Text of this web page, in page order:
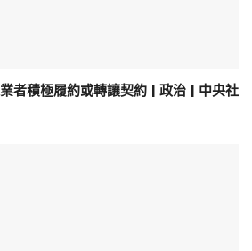
者積極履約或轉讓契約 | 政治 | 中央社